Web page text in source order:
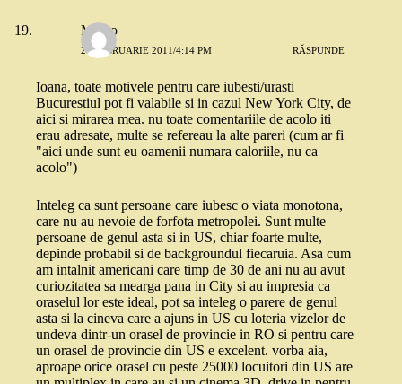
Malko
27 FEBRUARIE 2011/4:14 PM RĂSPUNDE
Ioana, toate motivele pentru care iubesti/urasti
Bucurestiul pot fi valabile si in cazul New York City, de
aici si mirarea mea. nu toate comentariile de acolo iti
erau adresate, multe se refereau la alte pareri (cum ar fi
"aici unde sunt eu oamenii numara caloriile, nu ca
acolo")
Inteleg ca sunt persoane care iubesc o viata monotona,
care nu au nevoie de forfota metropolei. Sunt multe
persoane de genul asta si in US, chiar foarte multe,
depinde probabil si de backgroundul fiecaruia. Asa cum
am intalnit americani care timp de 30 de ani nu au avut
curiozitatea sa mearga pana in City si au impresia ca
oraselul lor este ideal, pot sa inteleg o parere de genul
asta si la cineva care a ajuns in US cu loteria vizelor de
undeva dintr-un orasel de provincie in RO si pentru care
un orasel de provincie din US e excelent. vorba aia,
aproape orice orasel cu peste 25000 locuitori din US are